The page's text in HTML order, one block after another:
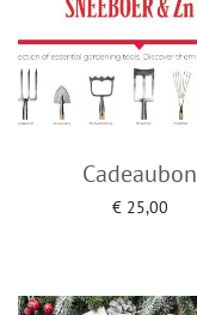
Cadeaubon
€25,00